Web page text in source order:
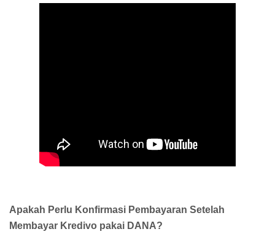
Apakah Perlu Konfirmasi Pembayaran Setelah
Membayar Kredivo pakai DANA?